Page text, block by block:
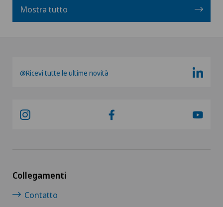
Mostra tutto
@Ricevi tutte le ultime novità
Collegamenti
Contatto